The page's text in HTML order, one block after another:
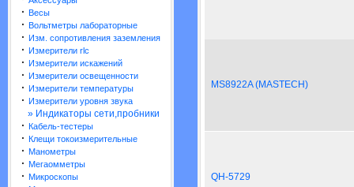
· Весы
· Вольтметры лабораторные
· Изм. сопротивления заземления
· Измерители rlc
· Измерители искажений
· Измерители освещенности
· Измерители температуры
· Измерители уровня звука
» Индикаторы сети,пробники
· Кабель-тестеры
· Клещи токоизмерительные
· Манометры
· Мегаомметры
· Микроскопы
MS8922A (MASTECH)
QH-5729